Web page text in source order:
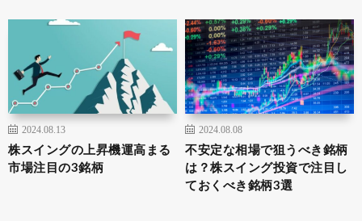
2024.08.13
株スイングの上昇機運高まる
市場注目の3銘柄
2024.08.08
不安定な相場で狙うべき銘柄
は？株スイング投資で注目し
ておくべき銘柄3選